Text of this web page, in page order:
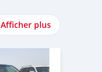
Afficher plus